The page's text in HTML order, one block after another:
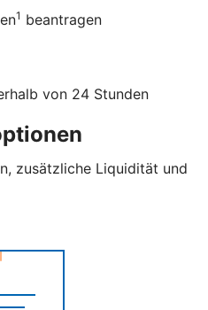
1 beantragen
von 24 Stunden
zusätzliche Liquidität und